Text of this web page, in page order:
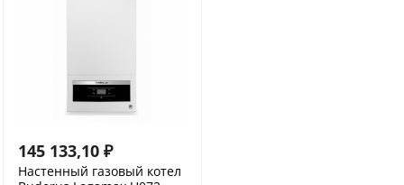
145 133,10 ₽
Настенный газовый котел